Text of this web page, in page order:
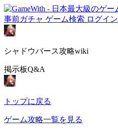
事前ガチャ ゲーム検索 ログイン
シャドウバース攻略wiki
掲示板Q&A
トップに戻る
ゲーム攻略一覧を見る